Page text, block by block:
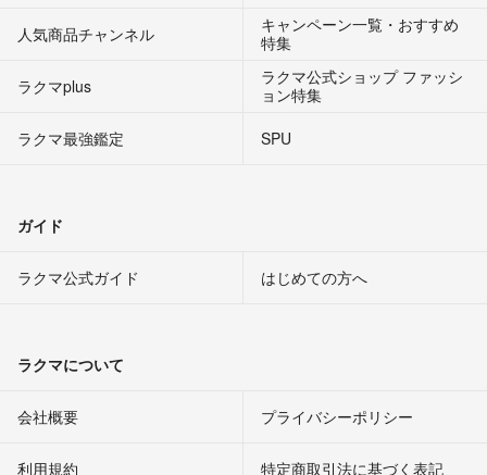
人気商品チャンネル
キャンペーン一覧・おすすめ
特集
ラクマplus
ラクマ公式ショップ ファッシ
ョン特集
ラクマ最強鑑定
SPU
ガイド
ラクマ公式ガイド はじめての方へ
ラクマについて
会社概要 プライバシーポリシー
利用規約 特定商取引法に基づく表記